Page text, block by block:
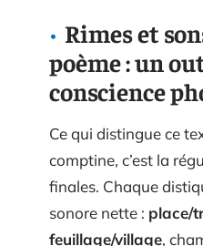
Rimes et
poème : un
conscience
Ce qui distingue ce
comptine, c’est la
finales. Chaque
sonore nette : place/
feuillage/village,